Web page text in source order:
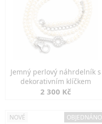
Jemný perlový náhrdelník s
dekorativním klíčkem
2 300 Kč
NOVÉ OBJEDNÁNO